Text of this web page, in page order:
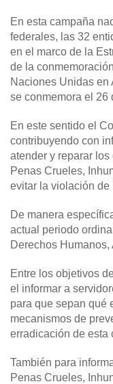
En esta campaña
federales, las 32
en el marco de la
de la
Naciones Unidas en
se conmemora el 26
En este sentido el
contribuyendo con
atender y reparar los
Penas Crueles,
evitar la violación de
De manera
actual periodo
Derechos
Entre los objetivos
el informar a
para que sepan qué
mecanismos de
erradicación de esta
También para
Penas Crueles,